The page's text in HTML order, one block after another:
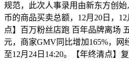
规范，此次人事录用由新东方创
币的商品买卖总额，12月20日，
点】百万粉丝店跑 百年品牌离场
元，商家GMV同比增加165%，
至12月24日14:20。【年终清点】